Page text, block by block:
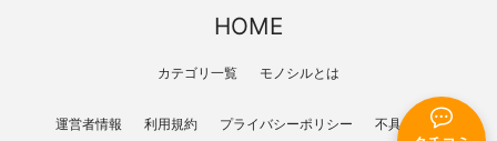
HOME
カテゴリ一覧 モノシルとは
運営者情報 利用規約 プライバシーポリシー 不具合報告